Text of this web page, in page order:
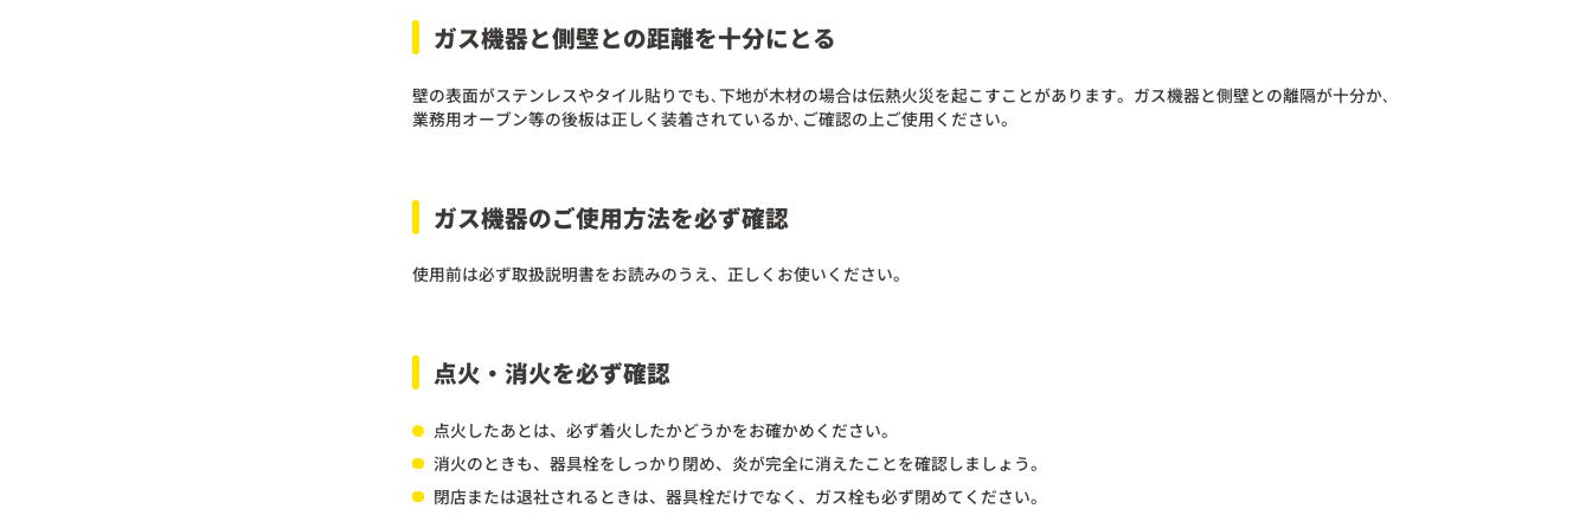
ガス機器と側壁との距離を十分にとる
壁の表面がステンレスやタイル貼りでも､下地が木材の場合は伝熱火災を起こすことがあります。ガス機器と側壁との離隔が十分か､
業務用オーブン等の後板は正しく装着されているか､ご確認の上ご使用ください。
ガス機器のご使用方法を必ず確認
使用前は必ず取扱説明書をお読みのうえ、正しくお使いください。
点火・消火を必ず確認
点火したあとは、必ず着火したかどうかをお確かめください。
消火のときも、器具栓をしっかり閉め、炎が完全に消えたことを確認しましょう。
閉店または退社されるときは、器具栓だけでなく、ガス栓も必ず閉めてください。